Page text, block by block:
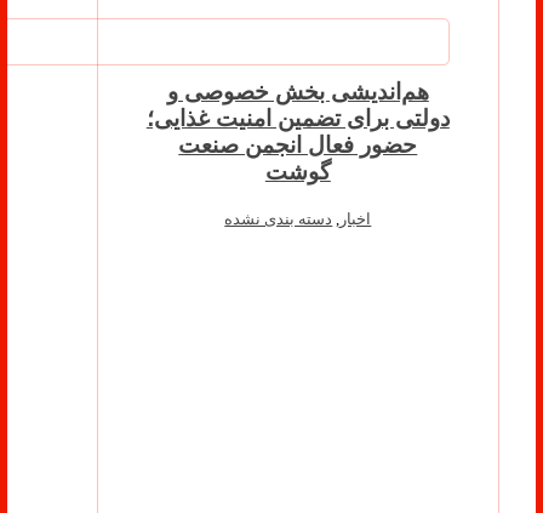
هم‌اندیشی بخش خصوصی و
دولتی برای تضمین امنیت غذایی؛
حضور فعال انجمن صنعت
گوشت
اخبار , دسته بندی نشده